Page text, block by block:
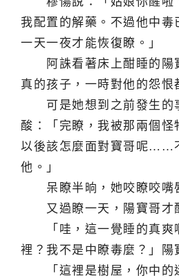
我配置的解藥。不過他中毒
一天一夜才能恢復瞭。」
阿誅看著床上酣睡的陽
真的孩子，一時對他的怨恨
可是她想到之前發生的
酸：「完瞭，我被那兩個怪
以後該怎麼面對寶哥呢……
他。」
呆瞭半晌，她咬瞭咬嘴
又過瞭一天，陽寶哥才
「哇，這一覺睡的真爽
裡？我不是中瞭毒麼？」陽
「這裡是樹屋，你中的